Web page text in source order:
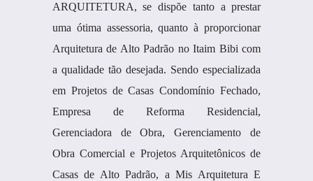
ARQUITETURA, se dispõe tanto a prestar
uma ótima assessoria, quanto à proporcionar
Arquitetura de Alto Padrão no Itaim Bibi com
a qualidade tão desejada. Sendo especializada
em Projetos de Casas Condomínio Fechado,
Empresa de Reforma Residencial,
Gerenciadora de Obra, Gerenciamento de
Obra Comercial e Projetos Arquitetônicos de
Casas de Alto Padrão, a Mis Arquitetura E